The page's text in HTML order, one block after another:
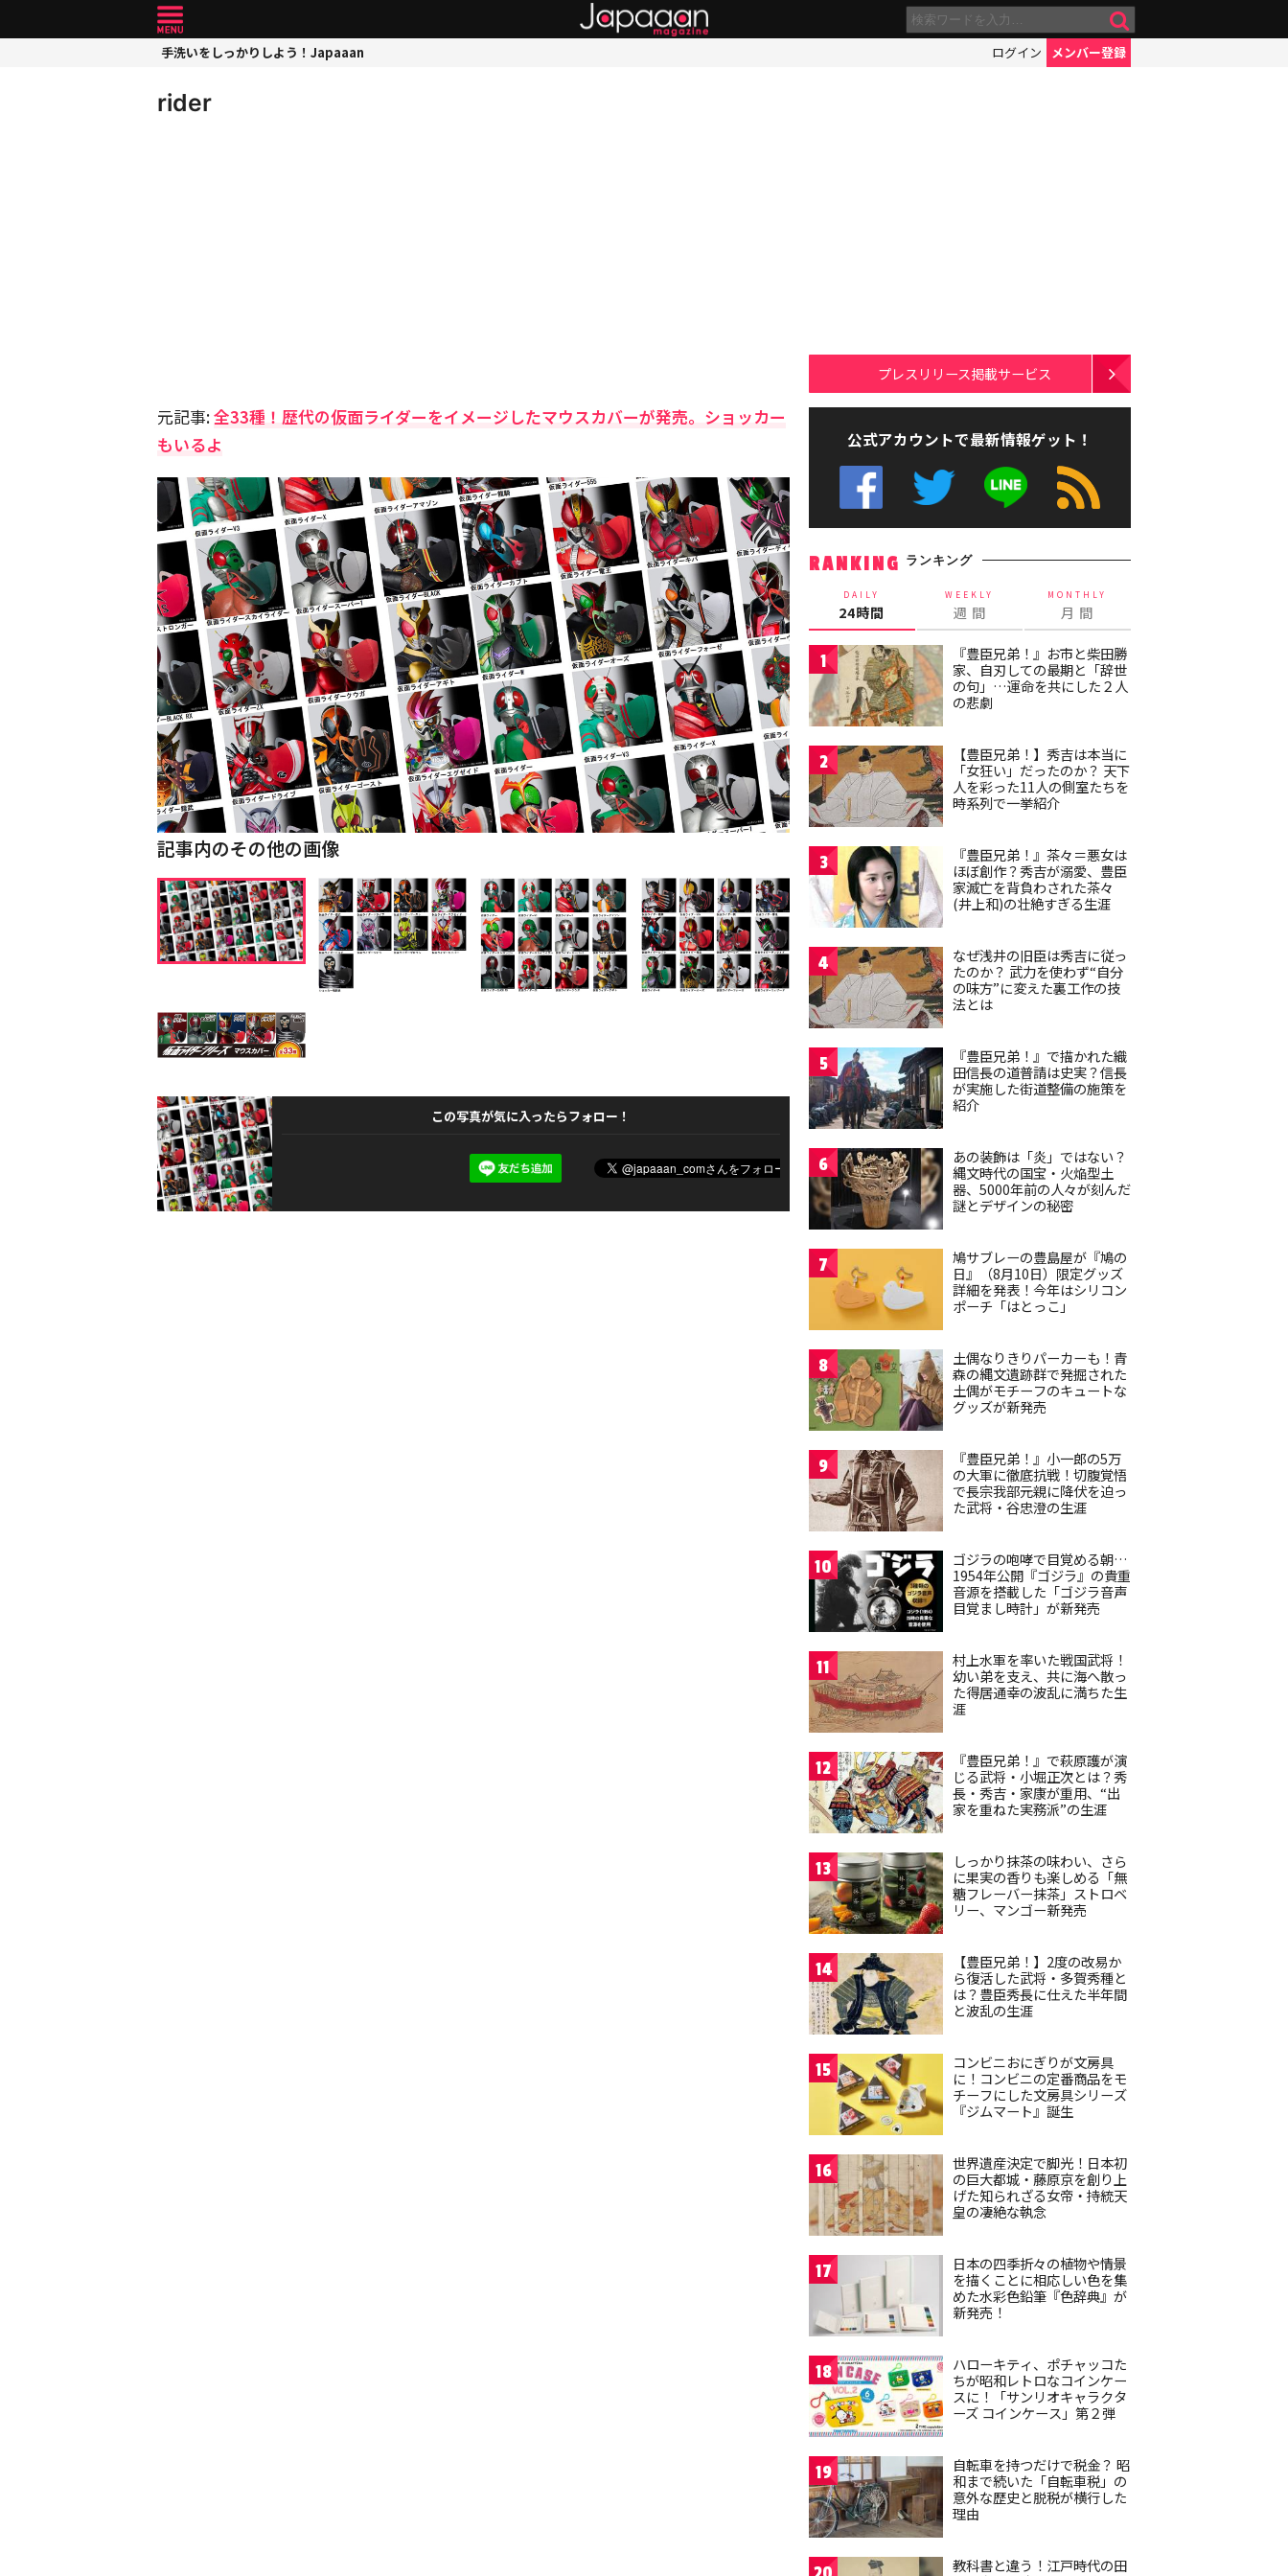
手洗いをしっかりしよう！Japaaan ログイン メンバー登録
rider
元記事:全33種！歴代の仮面ライダーをイメージしたマウスカバーが発売。ショッカー
もいるよ
記事内のその他の画像
この写真が気に入ったらフォロー！
プレスリリース掲載サービス
公式アカウントで最新情報ゲット！
RANKING ランキング
DAILY
24時間
WEEKLY
週 間
MONTHLY
月 間
1
『豊臣兄弟！』お市と柴田勝
家、自刃しての最期と「辞世
の句」…運命を共にした２人
の悲劇
2
【豊臣兄弟！】秀吉は本当に
「女狂い」だったのか？ 天下
人を彩った11人の側室たちを
時系列で一挙紹介
3
『豊臣兄弟！』茶々＝悪女は
ほぼ創作？秀吉が溺愛、豊臣
家滅亡を背負わされた茶々
(井上和)の壮絶すぎる生涯
4
なぜ浅井の旧臣は秀吉に従っ
たのか？ 武力を使わず“自分
の味方”に変えた裏工作の技
法とは
5
『豊臣兄弟！』で描かれた織
田信長の道普請は史実？信長
が実施した街道整備の施策を
紹介
6
あの装飾は「炎」ではない？
縄文時代の国宝・火焔型土
器、5000年前の人々が刻んだ
謎とデザインの秘密
7
鳩サブレーの豊島屋が『鳩の
日』（8月10日）限定グッズ
詳細を発表！今年はシリコン
ポーチ「はとっこ」
8
土偶なりきりパーカーも！青
森の縄文遺跡群で発掘された
土偶がモチーフのキュートな
グッズが新発売
9
『豊臣兄弟！』小一郎の5万
の大軍に徹底抗戦！切腹覚悟
で長宗我部元親に降伏を迫っ
た武将・谷忠澄の生涯
10
ゴジラの咆哮で目覚める朝…
1954年公開『ゴジラ』の貴重
音源を搭載した「ゴジラ音声
目覚まし時計」が新発売
11
村上水軍を率いた戦国武将！
幼い弟を支え、共に海へ散っ
た得居通幸の波乱に満ちた生
涯
12
『豊臣兄弟！』で萩原護が演
じる武将・小堀正次とは？秀
長・秀吉・家康が重用、“出
家を重ねた実務派”の生涯
13
しっかり抹茶の味わい、さら
に果実の香りも楽しめる「無
糖フレーバー抹茶」ストロベ
リー、マンゴー新発売
14
【豊臣兄弟！】2度の改易か
ら復活した武将・多賀秀種と
は？豊臣秀長に仕えた半年間
と波乱の生涯
15
コンビニおにぎりが文房具
に！コンビニの定番商品をモ
チーフにした文房具シリーズ
『ジムマート』誕生
16
世界遺産決定で脚光！日本初
の巨大都城・藤原京を創り上
げた知られざる女帝・持統天
皇の凄絶な執念
17
日本の四季折々の植物や情景
を描くことに相応しい色を集
めた水彩色鉛筆『色辞典』が
新発売！
18
ハローキティ、ポチャッコた
ちが昭和レトロなコインケー
スに！「サンリオキャラクタ
ーズ コインケース」第２弾
19
自転車を持つだけで税金？ 昭
和まで続いた「自転車税」の
意外な歴史と脱税が横行した
理由
教科書と違う！江戸時代の田